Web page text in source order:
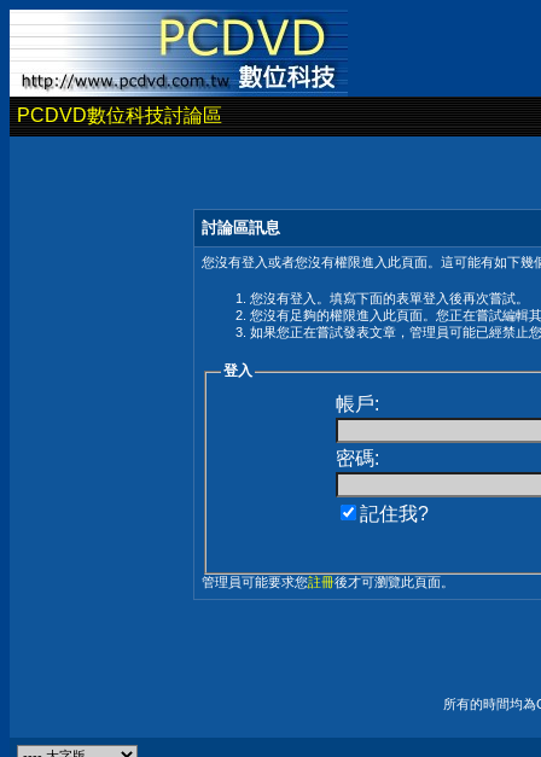
PCDVD數位科技討論區
討論區訊息
您沒有登入或者您沒有權限進入此頁面。這可能有如下幾
您沒有登入。填寫下面的表單登入後再次嘗試。
您沒有足夠的權限進入此頁面。您正在嘗試編輯
如果您正在嘗試發表文章，管理員可能已經禁止
登入
帳戶:
密碼:
記住我?
管理員可能要求您註冊後才可瀏覽此頁面。
所有的時間均為